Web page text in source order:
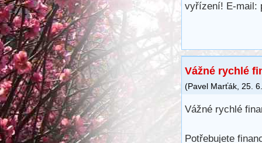
vyřízení! E-mail:
Vážné rychlé
(Pavel Marťák 25.
Vážné rychlé
Potřebujete